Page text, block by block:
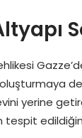
yerine